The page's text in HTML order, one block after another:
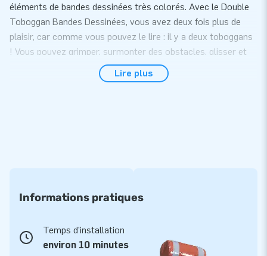
éléments de bandes dessinées très colorés. Avec le Double
Toboggan Bandes Dessinées, vous avez deux fois plus de
plaisir, car comme vous pouvez le lire : il y a deux toboggans
! Vous pouvez grimper, surmonter des obstacles, glisser et
sauter ; le divertissement pour les enfants est garanti. De
plus, il y a un petit plus pour plus de variété ; une piscine
gonflable Multiplay Double Toboggan Bandes
Avec des thèmes uniques et auto-conçus par JB, vous faites
de toute fête sportive, anniversaire ou autre événement un
Lire plus
Informations pratiques
Temps d'installation
environ 10 minutes